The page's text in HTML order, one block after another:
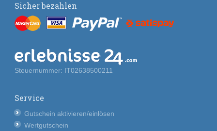
Sicher bezahlen
Steuernummer: IT02638500211
Service
Gutschein aktivieren/einlösen
Wertgutschein